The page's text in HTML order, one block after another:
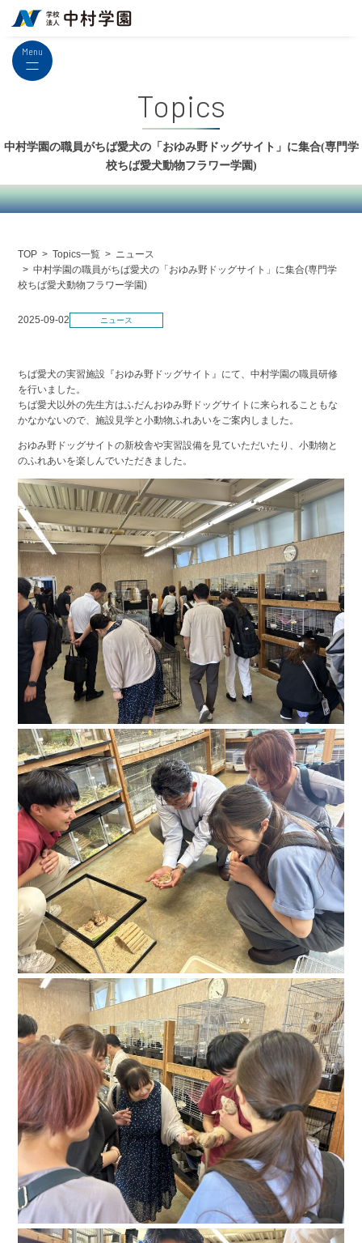
Menu
Topics
中村学園の職員がちば愛犬の「おゆみ野ドッグサイト」に集合(専門学
校ちば愛犬動物フラワー学園)
TOP Topics一覧
ニュース
中村学園の職員がちば愛犬の「おゆみ野ドッグサイト」に集合(専門学
校ちば愛犬動物フラワー学園)
2025-09-02 ニュース
ちば愛犬の実習施設『おゆみ野ドッグサイト』にて、中村学園の職員研修
を行いました。
ちば愛犬以外の先生方はふだんおゆみ野ドッグサイトに来られることもな
かなかないので、施設見学と小動物ふれあいをご案内しました。
おゆみ野ドッグサイトの新校舎や実習設備を見ていただいたり、小動物と
のふれあいを楽しんでいただきました。